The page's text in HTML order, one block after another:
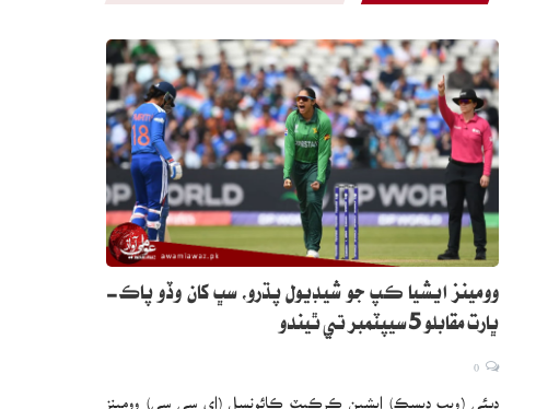
وومينز ايشيا ڪپ جو شيڊيول پڌرو، سڀ کان وڏو پاڪ-
ڀارت مقابلو 5 سيپٽمبر تي ٿيندو
دبئي (ويب ڊيسڪ) ايشين ڪرڪيٽ ڪائونسل (اي سي سي) وومينز